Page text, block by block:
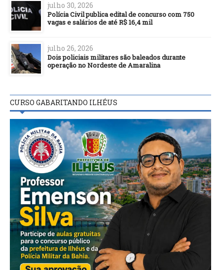
julho 30, 2026
Polícia Civil publica edital de concurso com 750
vagas e salários de até R$ 16,4 mil
julho 26, 2026
Dois policiais militares são baleados durante
operação no Nordeste de Amaralina
CURSO GABARITANDO ILHÉUS